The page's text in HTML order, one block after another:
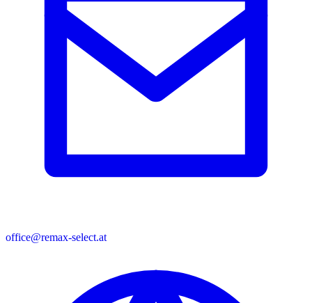
office@remax-select.at